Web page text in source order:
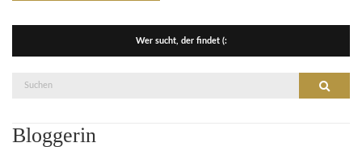
Wer sucht, der findet (:
Suche
Bloggerin